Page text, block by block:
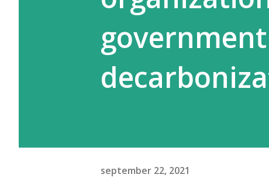
september 22, 2021